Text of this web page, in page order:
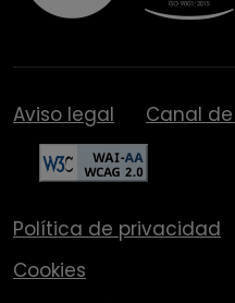
Aviso legal Canal
Política de privacidad
Cookies